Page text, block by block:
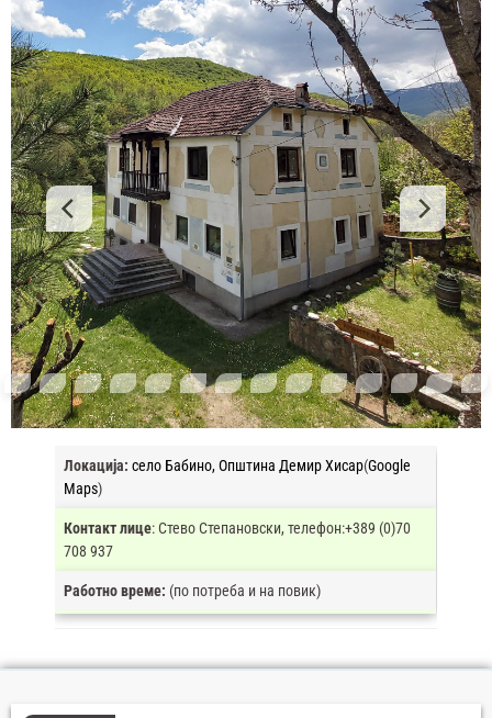
Локација: село Бабино, Општина Демир Хисар(Google
Maps)
Контакт лице: Стево Степановски, телефон:+389 (0)70
708 937
Работно време: (по потреба и на повик)